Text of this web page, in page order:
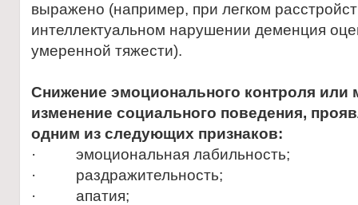
выражено (например, при легком
интеллектуальном нарушении деменция
умеренной тяжести).
Снижение эмоционального контроля или
изменение социального поведения,
одним из следующих признаков:
· эмоциональная лабильность;
· раздражительность;
· апатия;